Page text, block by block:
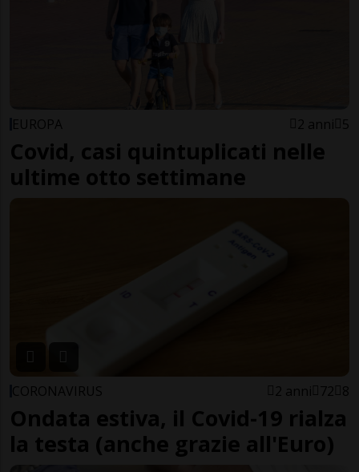
EUROPA 2 anni 5
Covid, casi quintuplicati nelle
ultime otto settimane
CORONAVIRUS 2 anni 72 8
Ondata estiva, il Covid-19 rialza
la testa (anche grazie all'Euro)